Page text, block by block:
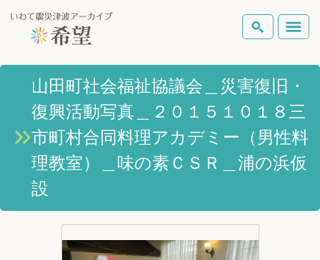
いわて震災津波アーカイブとは
岩手県の被害状況
復興の軌跡
ピックアップコンテンツ
検索
テーマから探す 地図から探す 詳細検索
山田町社会福祉協議会＿災害復旧・
復興活動写真＿２０１５１０１８三
市町村合同料理アカデミー（男性料
理教室）＿味の素ＣＳＲ＿浦の浜仮
設